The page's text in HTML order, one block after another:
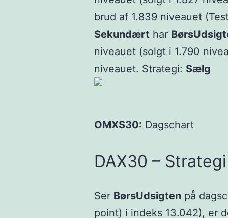
brud af 1.839 niveauet
Sekundært har
niveauet (solgt i 1.790
niveauet. Strategi: Sælg
OMXS30: Dagschart
DAX30 –
Ser BørsUdsigten på
point) i indeks 13.042), er